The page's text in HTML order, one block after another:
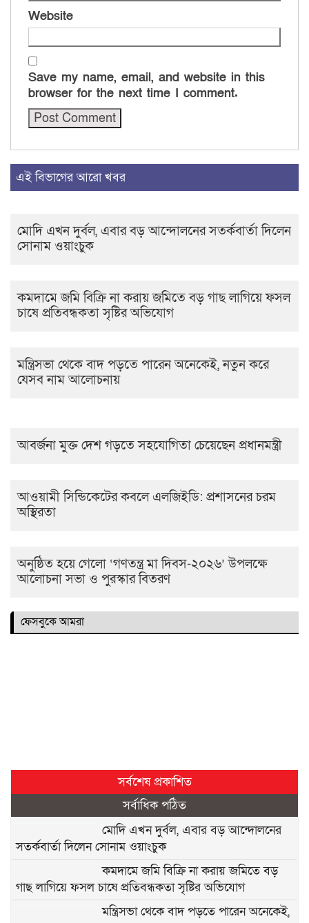
Website
Save my name, email, and website in this
browser for the next time I comment.
এই বিভাগের আরো খবর
মোদি এখন দুর্বল, এবার বড় আন্দোলনের সতর্কবার্তা দিলেন
সোনাম ওয়াংচুক
কমদামে জমি বিক্রি না করায় জমিতে বড় গাছ লাগিয়ে ফসল
চাষে প্রতিবন্ধকতা সৃষ্টির অভিযোগ
মন্ত্রিসভা থেকে বাদ পড়তে পারেন অনেকেই, নতুন করে
যেসব নাম আলোচনায়
আবর্জনা মুক্ত দেশ গড়তে সহযোগিতা চেয়েছেন প্রধানমন্ত্রী
‎আওয়ামী সিন্ডিকেটের কবলে এলজিইডি: প্রশাসনের চরম
অস্থিরতা
অনুষ্ঠিত হয়ে গেলো ‘গণতন্ত্র মা দিবস-২০২৬’ উপলক্ষে
আলোচনা সভা ও পুরস্কার বিতরণ
ফেসবুকে আমরা
সর্বশেষ প্রকাশিত
সর্বাধিক পঠিত
মোদি এখন দুর্বল, এবার বড় আন্দোলনের
সতর্কবার্তা দিলেন সোনাম ওয়াংচুক
কমদামে জমি বিক্রি না করায় জমিতে বড়
গাছ লাগিয়ে ফসল চাষে প্রতিবন্ধকতা সৃষ্টির অভিযোগ
মন্ত্রিসভা থেকে বাদ পড়তে পারেন অনেকেই,